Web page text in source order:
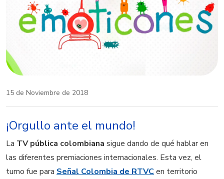
15 de Noviembre de 2018
¡Orgullo ante el mundo!
La TV pública colombiana sigue dando de qué hablar en
las diferentes premiaciones internacionales. Esta vez, el
turno fue para Señal Colombia de RTVCen territorio